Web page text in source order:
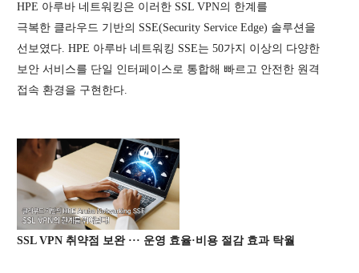
HPE 아루바 네트워킹은 이러한 SSL VPN의 한계를
극복한 클라우드 기반의 SSE(Security Service Edge) 솔루션을
선보였다. HPE 아루바 네트워킹 SSE는 50가지 이상의 다양한
보안 서비스를 단일 인터페이스로 통합해 빠르고 안전한 원격
접속 환경을 구현한다.
SSL VPN 취약점 보완 ··· 운영 효율·비용 절감 효과 탁월